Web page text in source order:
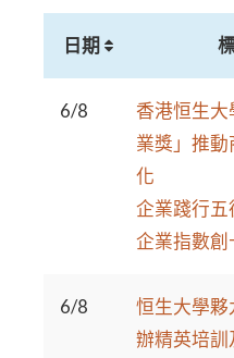
日期
6/8
香港恒生大
業獎」推
化
企業踐行五
企業指數創
6/8
恒生大學夥
辦精英培訓